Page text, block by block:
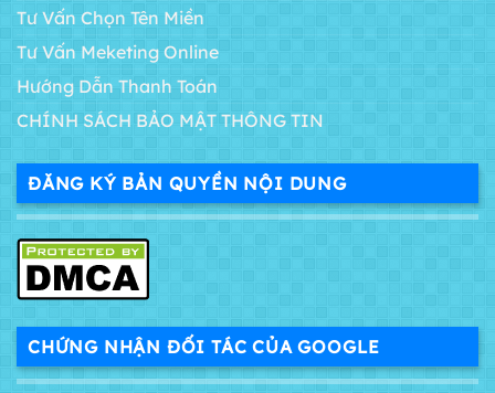
Tư Vấn Chọn Tên Miền
Tư Vấn Meketing Online
Hướng Dẫn Thanh Toán
CHÍNH SÁCH BẢO MẬT THÔNG TIN
ĐĂNG KÝ BẢN QUYỀN NỘI DUNG
CHỨNG NHẬN ĐỐI TÁC CỦA GOOGLE